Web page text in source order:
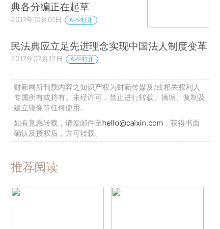
典各分编正在起草
2017年10月01日 APP打开
民法典应立足先进理念实现中国法人制度变革
2017年07月12日 APP打开
财新网所刊载内容之知识产权为财新传媒及/或相关权利人
专属所有或持有。未经许可，禁止进行转载、摘编、复制及
建立镜像等任何使用。
如有意愿转载，请发邮件至hello@caixin.com ，获得书面
确认及授权后，方可转载。
推荐阅读